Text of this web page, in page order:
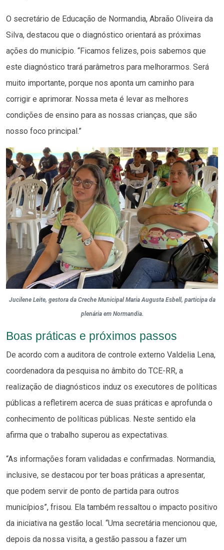
O secretário de Educação de Normandia, Abraão Oliveira da
Silva, destacou que o diagnóstico orientará as próximas
ações do município. “Ficamos felizes, pois sabemos que
este diagnóstico trará parâmetros para melhorarmos. Será
muito importante, porque nos aponta um caminho para
corrigir e aprimorar. Nossa meta é levar as melhores
condições de ensino para as nossas crianças, que são
nosso foco principal.”
Jucilene Leite, gestora da Creche Municipal Maria Augusta Esbell, participa da
plenária em Normandia.
Boas práticas e próximos passos
De acordo com a auditora de controle externo Valdelia Lena,
coordenadora da pesquisa no âmbito do TCE-RR, a
realização de diagnósticos induz os executores de políticas
públicas a refletirem acerca de suas práticas e aprofunda o
conhecimento de políticas públicas. Neste sentido ela
afirma que o trabalho superou as expectativas.
“As informações foram validadas e confirmadas. Normandia,
inclusive, se destacou por ter boas práticas a apresentar,
que podem servir de ponto de partida para outros
municípios”, frisou. Ela também ressaltou o impacto positivo
da iniciativa na gestão local. “Uma secretária mencionou que,
depois da nossa visita, a gestão passou a fazer um